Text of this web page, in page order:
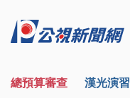
總預算審查 漢光演習